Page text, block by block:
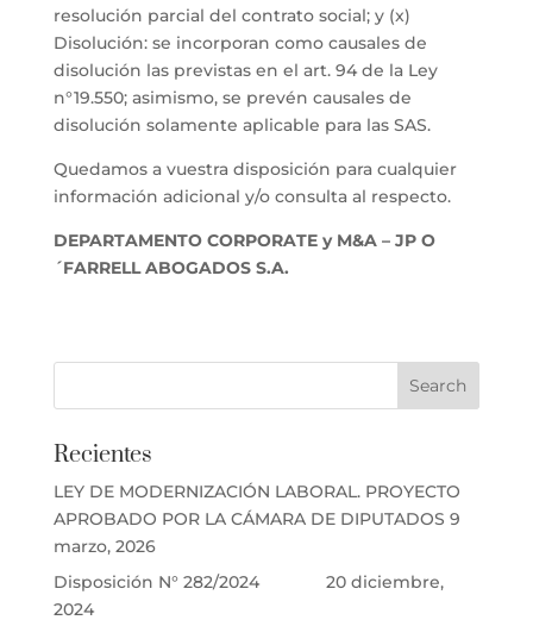
resolución parcial del contrato social; y (x)
Disolución: se incorporan como causales de
disolución las previstas en el art. 94 de la Ley
n°19.550; asimismo, se prevén causales de
disolución solamente aplicable para las SAS.
Quedamos a vuestra disposición para cualquier
información adicional y/o consulta al respecto.
DEPARTAMENTO CORPORATE y M&A – JP O
´FARRELL ABOGADOS S.A.
Recientes
LEY DE MODERNIZACIÓN LABORAL. PROYECTO
APROBADO POR LA CÁMARA DE DIPUTADOS 9
marzo, 2026
Disposición N° 282/2024
20 diciembre,
2024